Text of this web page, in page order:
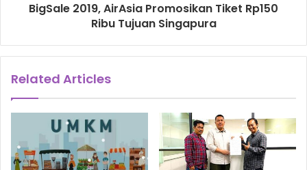
BigSale 2019, AirAsia Promosikan Tiket Rp150
Ribu Tujuan Singapura
Related Articles